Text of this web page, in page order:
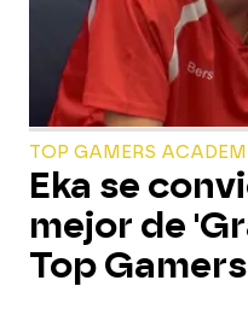
TOP GAMERS
Eka se
mejor de
Top